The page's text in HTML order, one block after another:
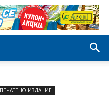
ПЕЧАТЕНО ИЗДАНИЕ